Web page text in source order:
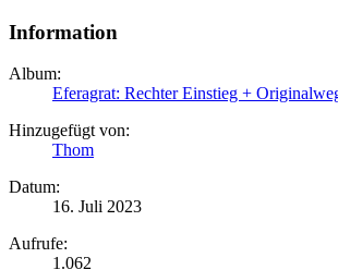
Information
Album:
Eferagrat: Rechter Einstieg +
Hinzugefügt von:
Thom
Datum:
16. Juli 2023
Aufrufe:
1.062